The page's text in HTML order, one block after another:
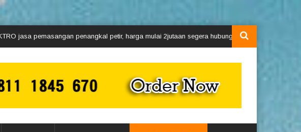
penangkal petir, harga mulai 2jutaan segera hubungi kami via whatsApp 08111845670 -